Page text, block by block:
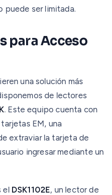
puede ser limitada.
para Acceso
una solución más
de lectores
. Este equipo cuenta con
EM, una
extraviar la tarjeta de
ingresar mediante un
el DSK1102E, un lector de